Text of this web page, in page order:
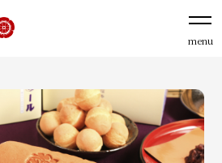
menu